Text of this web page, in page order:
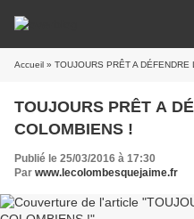
Accueil » TOUJOURS PRÊT A
TOUJOURS PRÊT A
COLOMBIENS !
Publié le 25/03/2016 à 17:30
Par www.lecolombesquejaime.fr